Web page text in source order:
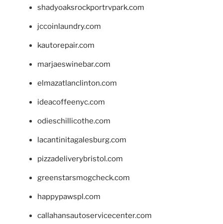
shadyoaksrockportrvpark.com
jccoinlaundry.com
kautorepair.com
marjaeswinebar.com
elmazatlanclinton.com
ideacoffeenyc.com
odieschillicothe.com
lacantinitagalesburg.com
pizzadeliverybristol.com
greenstarsmogcheck.com
happypawspl.com
callahansautoservicecenter.com